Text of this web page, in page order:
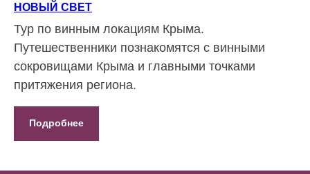
НОВЫЙ СВЕТ
Тур по винным локациям Крыма.
Путешественники познакомятся с винными
сокровищами Крыма и главными точками
притяжения региона.
Подробнее